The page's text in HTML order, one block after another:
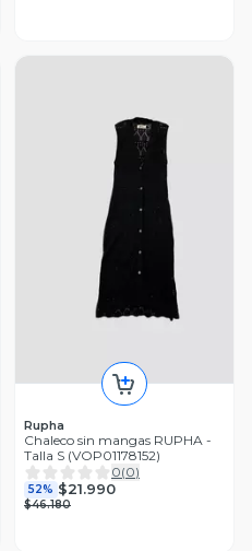
Rupha
Chaleco sin mangas RUPHA -
Talla S (VOP01178152)
0(0)
52% $21.990
$46.180